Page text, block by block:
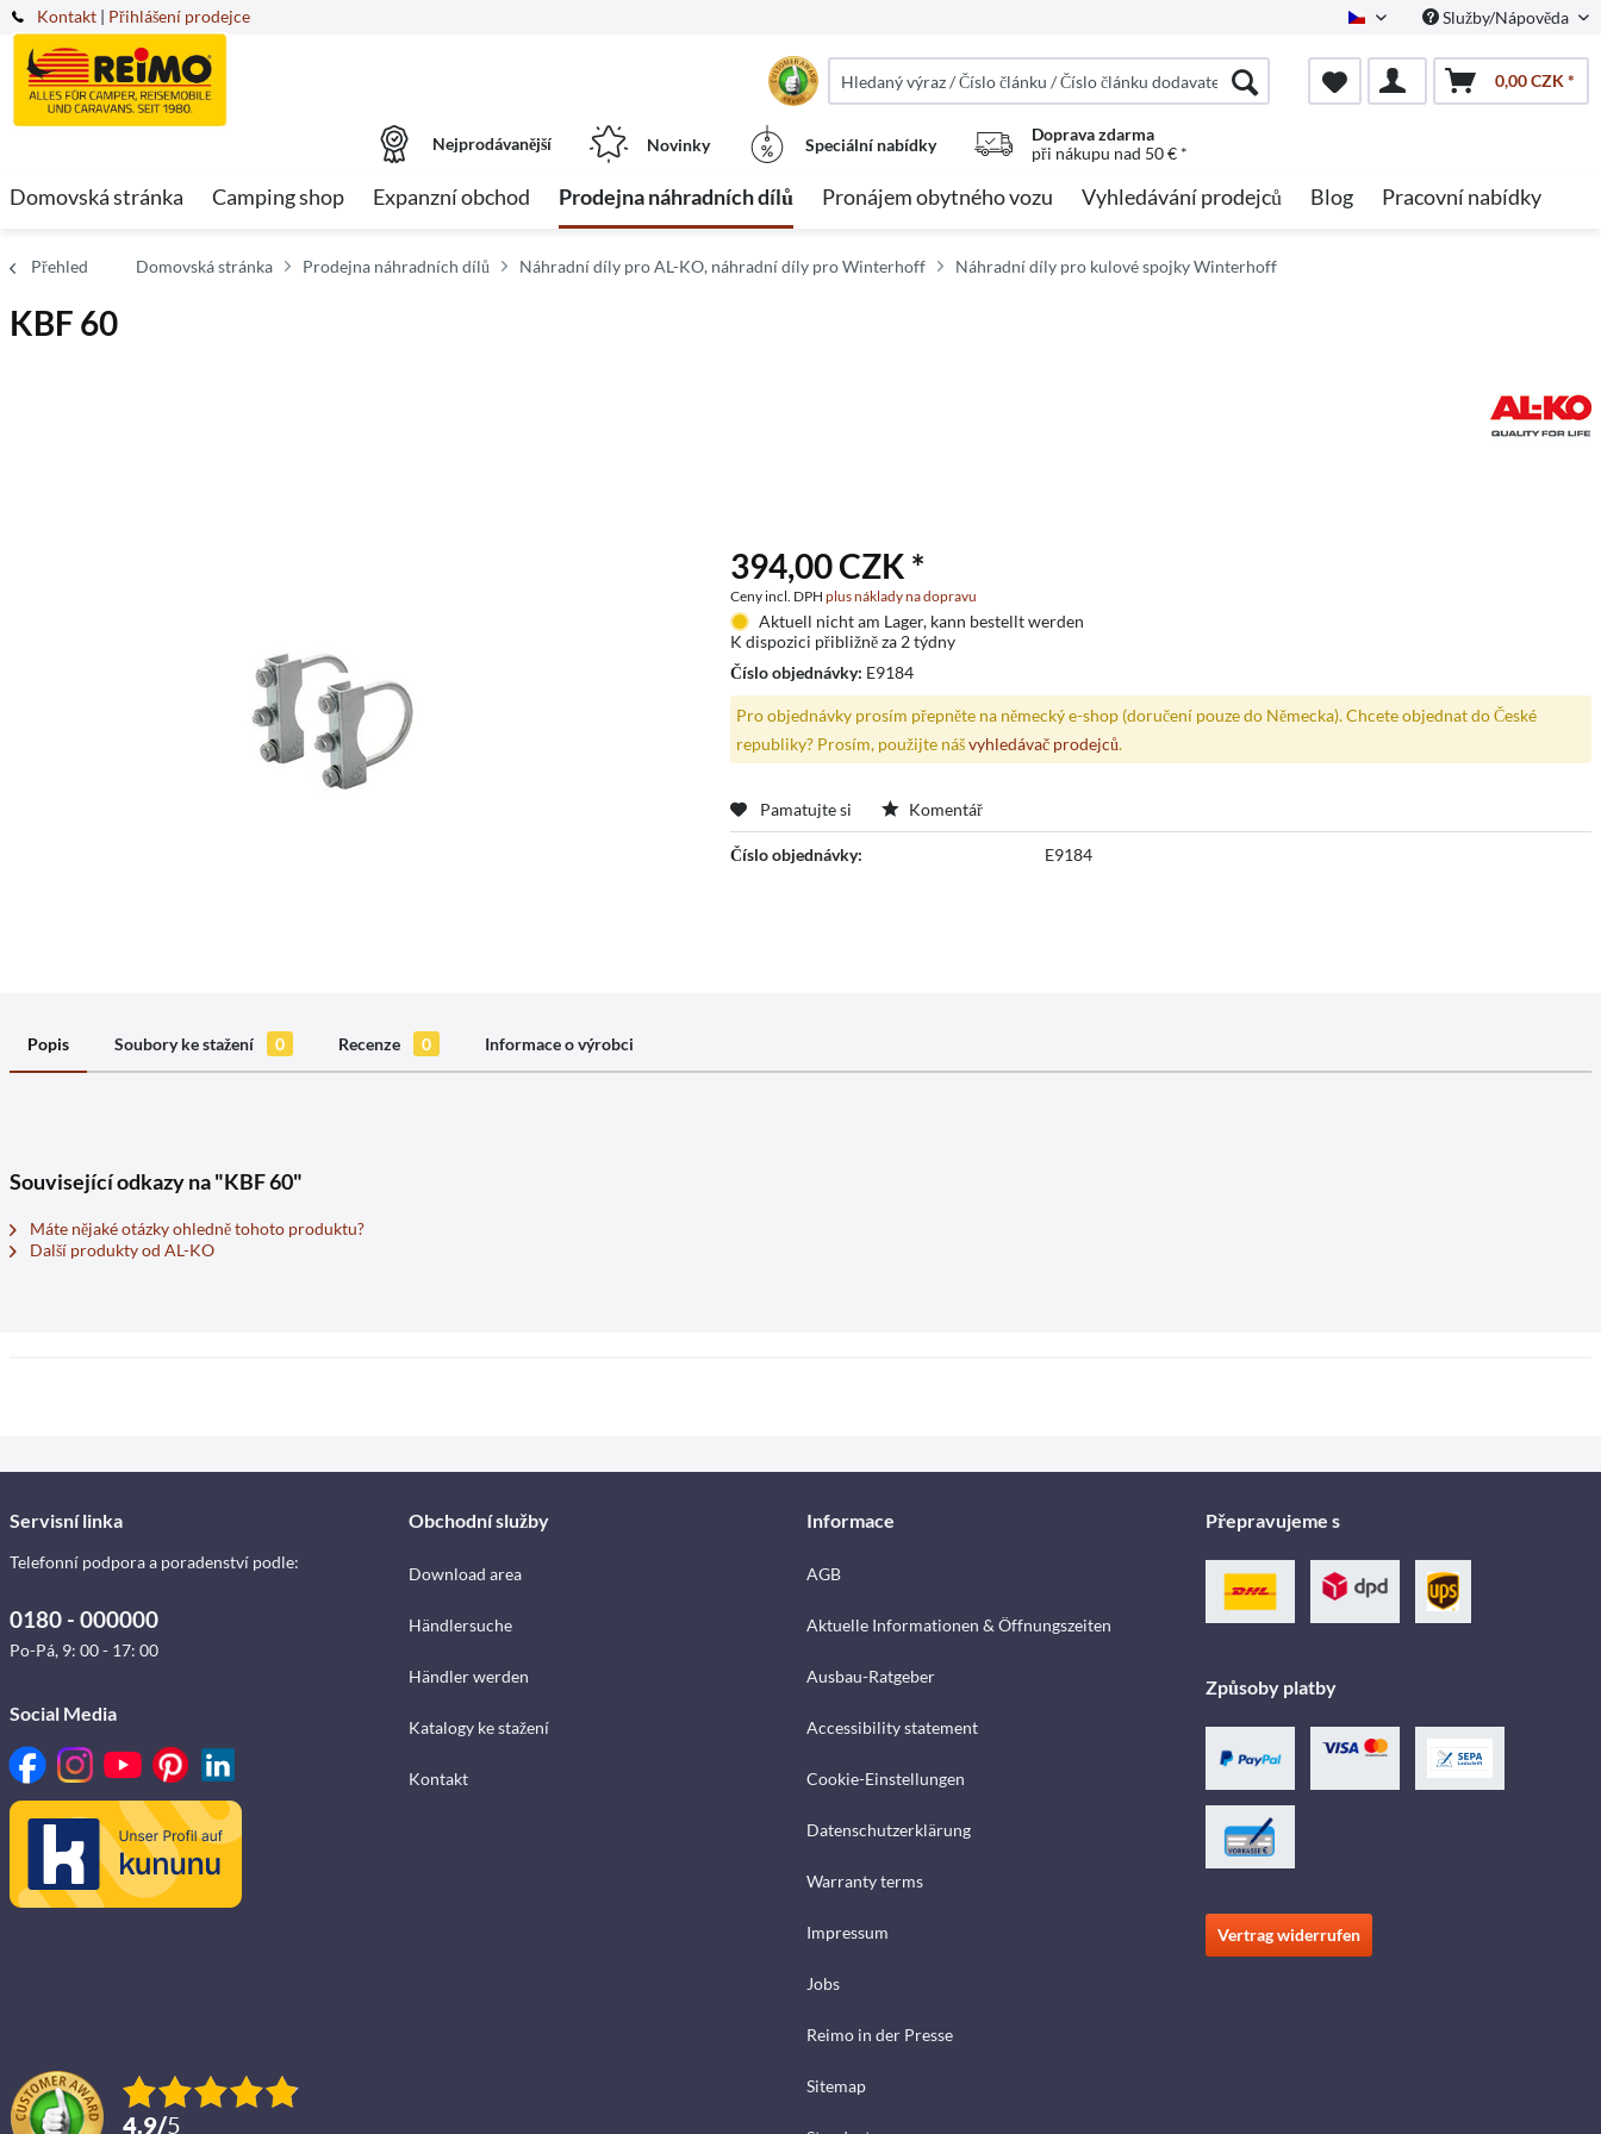
Kontakt Czech Služby/Nápověda
| Přihlášení prodejce
0,00 CZK *
Nejprodávanější Novinky Speciální nabídky
Doprava zdarma
při nákupu nad 50 € *
Domovská stránka Camping shop Expanzní obchod Prodejna náhradních dílů Pronájem obytného vozu Vyhledávání prodejců Blog Pracovní nabídky
Přehled Domovská stránka Prodejna náhradních dílů Náhradní díly pro AL-KO, náhradní díly pro Winterhoff Náhradní díly pro kulové spojky Winterhoff
KBF 60
394,00 CZK *
Ceny incl. DPHplus náklady na dopravu
Aktuell nicht am Lager, kann bestellt werden
K dispozici přibližně za 2 týdny
Číslo objednávky: E9184
Pro objednávky prosím přepněte na německý e-shop (doručení pouze do Německa). Chcete objednat do České
republiky? Prosím, použijte nášvyhledávač prodejců.
Pamatujte si Komentář
Číslo objednávky: E9184
Popis Soubory ke stažení 0 Recenze 0 Informace o výrobci
Související odkazy na "KBF 60"
Máte nějaké otázky ohledně tohoto produktu?
Další produkty od AL-KO
Servisní linka
Telefonní podpora a poradenství podle:
0180 - 000000
Po-Pá, 9: 00 - 17: 00
Social Media
4.9/5
Obchodní služby
Download area
Händlersuche
Händler werden
Katalogy ke stažení
Kontakt
Informace
AGB
Aktuelle Informationen & Öffnungszeiten
Ausbau-Ratgeber
Accessibility statement
Cookie-Einstellungen
Datenschutzerklärung
Warranty terms
Impressum
Jobs
Reimo in der Presse
Sitemap
Přepravujeme s
Způsoby platby
Vertrag widerrufen